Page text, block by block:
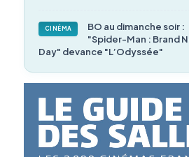
CINÉMA
BO au dimanche soir :
"Spider-Man : Brand
Day" devance "L’Odyssée"